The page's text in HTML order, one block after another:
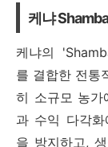
케냐
케냐의
를 결합한 전통
히 소규모 농가
과 수익 다각
을 방지하고,